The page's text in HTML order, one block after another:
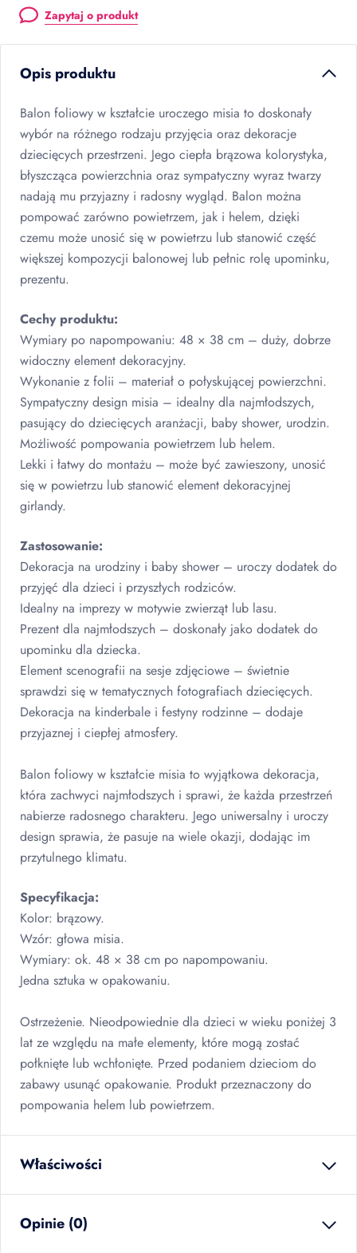
Zapytaj o produkt
Opis produktu
Balon foliowy w kształcie uroczego misia to doskonały
wybór na różnego rodzaju przyjęcia oraz dekoracje
dziecięcych przestrzeni. Jego ciepła brązowa kolorystyka,
błyszcząca powierzchnia oraz sympatyczny wyraz twarzy
nadają mu przyjazny i radosny wygląd. Balon można
pompować zarówno powietrzem, jak i helem, dzięki
czemu może unosić się w powietrzu lub stanowić część
większej kompozycji balonowej lub pełnic rolę upominku,
prezentu.
Cechy produktu:
Wymiary po napompowaniu: 48 × 38 cm – duży, dobrze
widoczny element dekoracyjny.
Wykonanie z folii – materiał o połyskującej powierzchni.
Sympatyczny design misia – idealny dla najmłodszych,
pasujący do dziecięcych aranżacji, baby shower, urodzin.
Możliwość pompowania powietrzem lub helem.
Lekki i łatwy do montażu – może być zawieszony, unosić
się w powietrzu lub stanowić element dekoracyjnej
girlandy.
Zastosowanie:
Dekoracja na urodziny i baby shower – uroczy dodatek do
przyjęć dla dzieci i przyszłych rodziców.
Idealny na imprezy w motywie zwierząt lub lasu.
Prezent dla najmłodszych – doskonały jako dodatek do
upominku dla dziecka.
Element scenografii na sesje zdjęciowe – świetnie
sprawdzi się w tematycznych fotografiach dziecięcych.
Dekoracja na kinderbale i festyny rodzinne – dodaje
przyjaznej i ciepłej atmosfery.
Balon foliowy w kształcie misia to wyjątkowa dekoracja,
która zachwyci najmłodszych i sprawi, że każda przestrzeń
nabierze radosnego charakteru. Jego uniwersalny i uroczy
design sprawia, że pasuje na wiele okazji, dodając im
przytulnego klimatu.
Specyfikacja:
Kolor: brązowy.
Wzór: głowa misia.
Wymiary: ok. 48 × 38 cm po napompowaniu.
Jedna sztuka w opakowaniu.
Ostrzeżenie. Nieodpowiednie dla dzieci w wieku poniżej 3
lat ze względu na małe elementy, które mogą zostać
połknięte lub wchłonięte. Przed podaniem dzieciom do
zabawy usunąć opakowanie. Produkt przeznaczony do
pompowania helem lub powietrzem.
Właściwości
ilość w opakowaniu
Opinie (0)